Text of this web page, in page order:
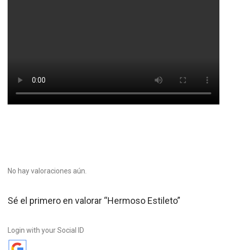
No hay valoraciones aún.
Sé el primero en valorar “Hermoso Estileto”
Login with your Social ID